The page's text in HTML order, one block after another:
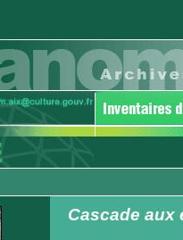
Cascade aux